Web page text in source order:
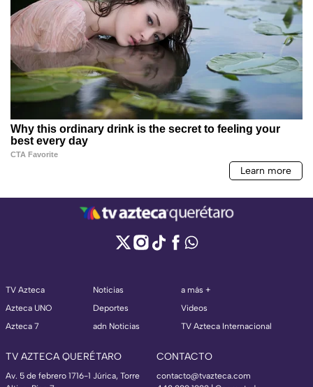
TV Azteca
Azteca UNO
Azteca 7
Noticias
Deportes
adn Noticias
a más +
Videos
TV Azteca Internacional
TV AZTECA QUERÉTARO
Av. 5 de febrero 1716-1 Júrica, Torre
CONTACTO
contacto@tvazteca.com